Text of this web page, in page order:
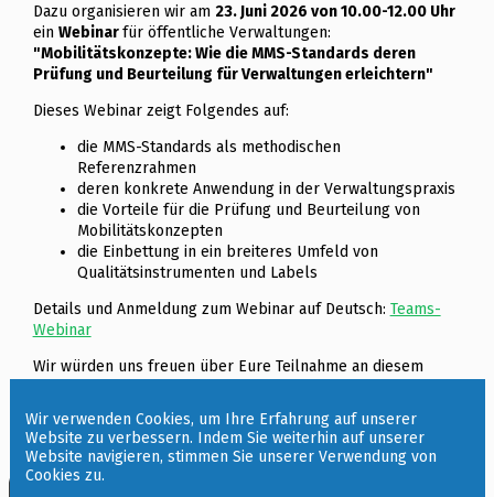
Dazu organisieren wir am 23. Juni 2026 von 10.00-12.00 Uhr
ein Webinarfür öffentliche Verwaltungen:
"Mobilitätskonzepte: Wie die MMS-Standards deren
Prüfung und Beurteilung für Verwaltungen erleichtern"
Dieses Webinar zeigt Folgendes auf:
die MMS-Standards als methodischen
Referenzrahmen
deren konkrete Anwendung in der Verwaltungspraxis
die Vorteile für die Prüfung und Beurteilung von
Mobilitätskonzepten
die Einbettung in ein breiteres Umfeld von
Qualitätsinstrumenten und Labels
Details und Anmeldung zum Webinar auf Deutsch: Teams-
Webinar
Wir würden uns freuen über Eure Teilnahme an diesem
interessierte Stellen.
Wir verwenden Cookies, um Ihre Erfahrung auf unserer
Website zu verbessern. Indem Sie weiterhin auf unserer
Website navigieren, stimmen Sie unserer Verwendung von
Cookies zu.